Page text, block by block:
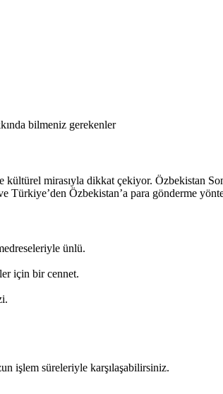
bilmeniz gerekenler
mirasıyla dikkat çekiyor. Özbekistan
Türkiye’den Özbekistan’a para gönderme
ünlü.
için bir cennet.
işlem süreleriyle karşılaşabilirsiniz.